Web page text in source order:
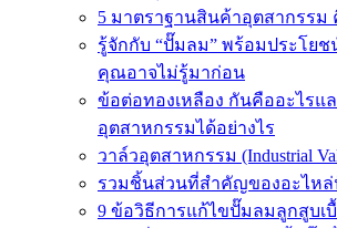
5 มาตราฐานสินค้าอุตสากรรม
รู้จักกับ “ปั๊มลม” พร้อมประโย
คุณอาจไม่รู้มาก่อน
ข้อต่อทองเหลือง กันคืออะไรแ
อุตสาหกรรมได้อย่างไร
วาล์วอุตสาหกรรม (Industrial
รวมชิ้นส่วนที่สำคัญของอะไห
9 ข้อวิธีการแก้ไขปั๊มลมลูกสูบเ